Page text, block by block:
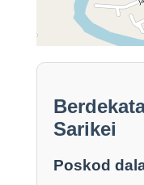
Sarikei
Poskod